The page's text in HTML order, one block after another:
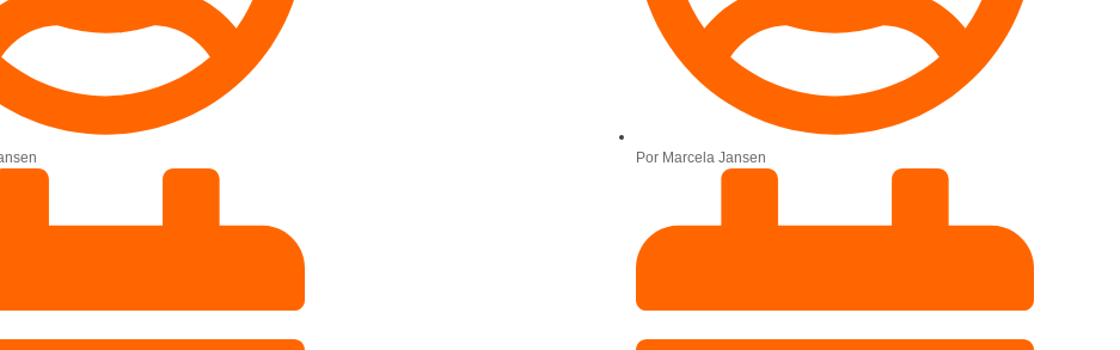
Por Marcela Jansen